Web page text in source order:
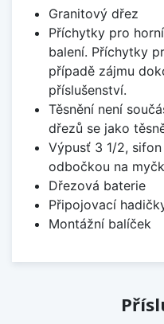
Granitový dřez
Příchytky pro
balení. Příchytky
případě zájmu
příslušenství.
Těsnění není
dřezů se jako
Výpusť 3 1/2,
odbočkou na
Dřezová baterie
Připojovací
Montážní balíček